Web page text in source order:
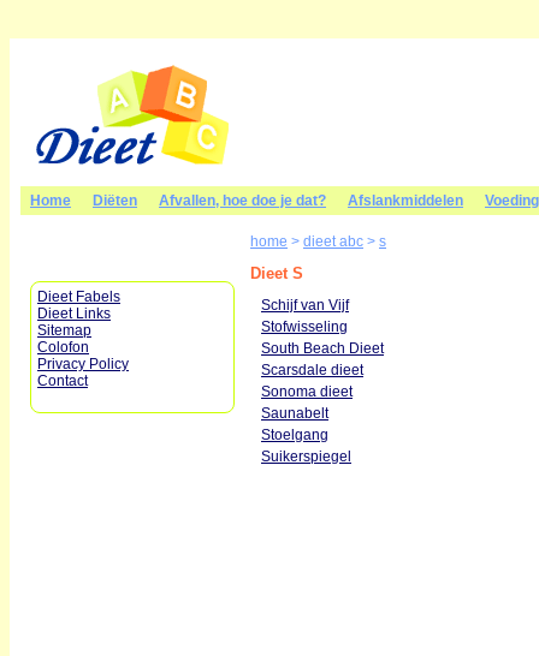
Home Diëten Afvallen, hoe doe je dat? Afslankmiddelen
Dieet Fabels
Dieet Links
Sitemap
Colofon
Privacy Policy
Contact
home > dieet abc > s
Dieet S
Schijf van Vijf
Stofwisseling
South Beach Dieet
Scarsdale dieet
Sonoma dieet
Saunabelt
Stoelgang
Suikerspiegel